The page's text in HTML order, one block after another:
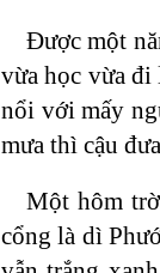
Được một
vừa học vừa
nổi với mấy
mưa thì cậu
Một hôm
cổng là dì